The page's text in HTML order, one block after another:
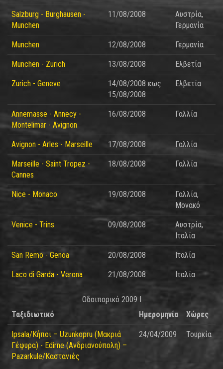
Salzburg - Burghausen -
Munchen
11/08/2008
Αυστρία,
Γερμανία
Munchen 12/08/2008 Γερμανία
Munchen - Zurich 13/08/2008 Ελβετία
Zurich - Geneve 14/08/2008 εως
15/08/2008
Ελβετία
Annemasse - Annecy -
Montelimar - Avignon
16/08/2008 Γαλλία
Avignon - Arles - Marseille 17/08/2008 Γαλλία
Marseille - Saint Tropez -
Cannes
18/08/2008 Γαλλία
Nice - Monaco 19/08/2008
Γαλλία,
Μονακό
Venice - Trins 09/08/2008
Αυστρία,
Ιταλία
San Remo - Genoa 20/08/2008 Ιταλία
Laco di Garda - Verona 21/08/2008 Ιταλία
Οδοιπορικό 2009 I
Ταξιδιωτικό
Ημερομηνία Χώρες
Ipsala/Κήποι – Uzunkopru (Μακριά
Γέφυρα) - Edirne (Ανδριανούπολη) –
Pazarkule/Καστανιές
24/04/2009 Τουρκία